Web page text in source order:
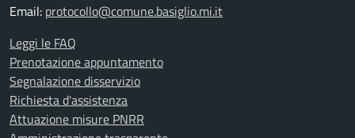
Email: protocollo@comune.basiglio.mi.it
Leggi le FAQ
Prenotazione appuntamento
Segnalazione disservizio
Richiesta d'assistenza
Attuazione misure PNRR